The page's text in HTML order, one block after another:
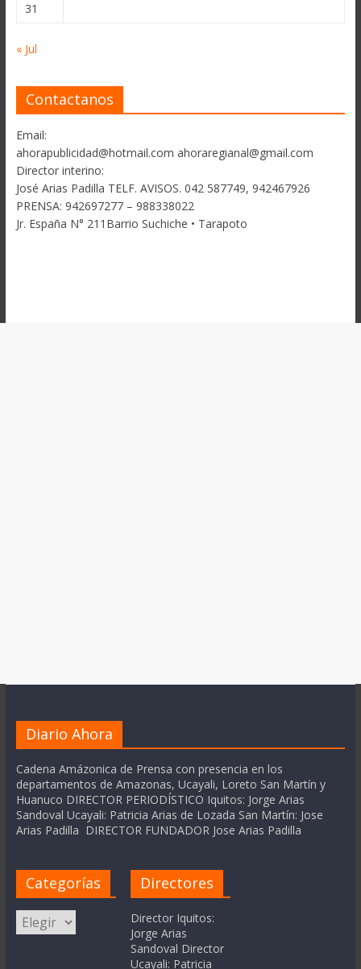
31
« Jul
Contactanos
Email:
ahorapublicidad@hotmail.com ahoraregianal@gmail.com
Director interino:
José Arias Padilla TELF. AVISOS. 042 587749, 942467926
PRENSA: 942697277 – 988338022
Jr. España N° 211Barrio Suchiche • Tarapoto
Diario Ahora
Cadena Amázonica de Prensa con presencia en los
departamentos de Amazonas, Ucayali, Loreto San Martín y
Huanuco DIRECTOR PERIODÍSTICO Iquitos: Jorge Arias
Sandoval Ucayali: Patricia Arias de Lozada San Martín: Jose
Arias Padilla DIRECTOR FUNDADOR Jose Arias Padilla
Categorías
Categorías
Directores
Director Iquitos:
Jorge Arias
Sandoval Director
Ucayali: Patricia